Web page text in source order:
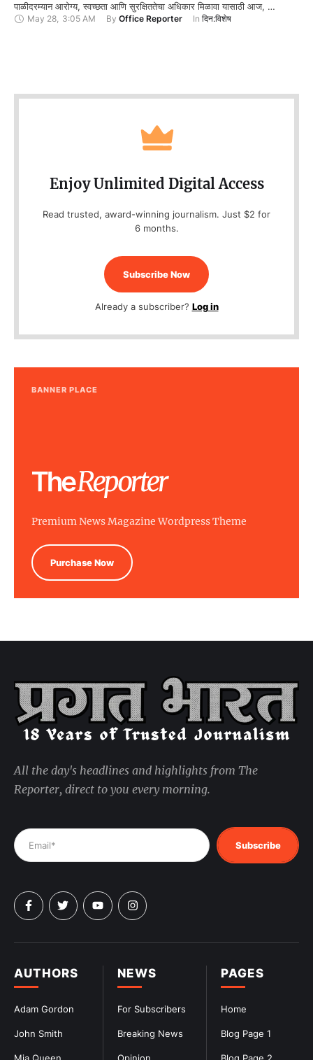
पाळीदरम्यान आरोग्य, स्वच्छता आणि सुरक्षिततेचा अधिकार मिळावा यासाठी आज, …
May 28, 3:05 AM By Office Reporter In दिन:विशेष
Enjoy Unlimited Digital Access
Read trusted, award-winning journalism. Just $2 for
6 months.
Subscribe Now
Already a subscriber? Log in
BANNER PLACE
Premium News Magazine Wordpress Theme
Purchase Now
PAGES
Home
Blog Page 1
NEWS
For Subscribers
Breaking News
AUTHORS
Adam Gordon
John Smith
All the day's headlines and highlights from The
Reporter, direct to you every morning.
Subscribe